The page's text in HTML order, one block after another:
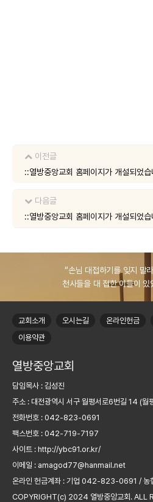
이전글
::열방중앙교회 홈페이지가 개설되었
다음글
::열방중앙교회 홈페이지가 개설되었
“손님 대접하기를 잊지 말
천사들을 대 접한 이들이 있
교회소개 오시는길 온라인헌금
이용약관
열방중앙교회
담임목사 : 김성진
주소 : 대전광역시 서구 월평서로6번길 14 (월
전화번호 : 042-823-0691
팩스번호 : 042-719-7197
사이트 : http://ybc91.or.kr/
이메일 : amagod77@hanmail.net
온라인 헌금계좌 : 기업 042-823-0691 /
COPYRIGHT(c) 2024 열방중앙교회. ALL